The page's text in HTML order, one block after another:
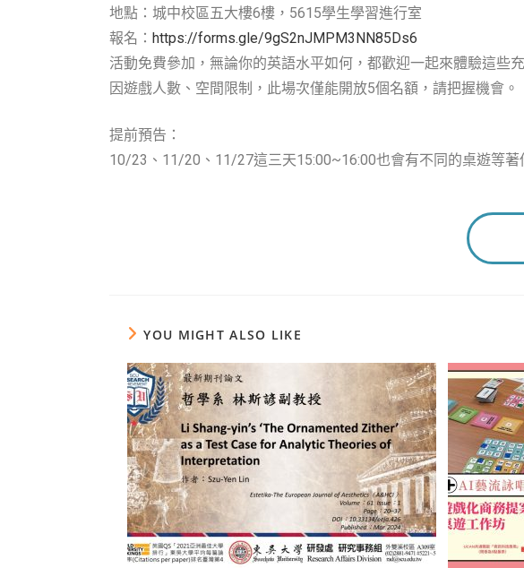
地點：城中校區五大樓6樓，5615學生學習進行室
報名： https://forms.gle/9gS2nJMPM3NN85Ds6
活動免費參加，無論你的英語水平如何，都歡迎一起來體驗這些
因遊戲人數、空間限制，此場次僅能開放5個名額，請把握機會。
提前預告：
10/23、11/20、11/27這三天15:00~16:00也會有不同的桌遊等著
YOU MIGHT ALSO LIKE